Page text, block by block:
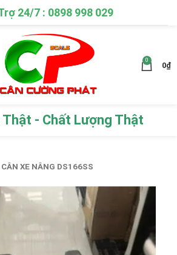
24/7 : 0898 998 029
0
0₫
Thật - Chất Lượng Thật
CÂN XE NÂNG DS166SS